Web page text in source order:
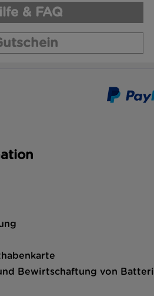
& FAQ
Bewirtschaftung von